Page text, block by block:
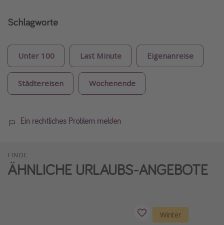
Schlagworte
Unter 100 Last Minute Eigenanreise
Städtereisen Wochenende
Ein rechtliches Problem melden
FINDE
ÄHNLICHE URLAUBS-ANGEBOTE
Winter